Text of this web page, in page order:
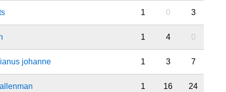
1 0 3
1 4 0
johanne 1 3 7
1 16 24